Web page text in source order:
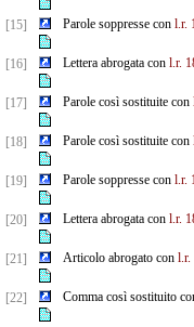
[15] Parole soppresse con l.r.
[16] Lettera abrogata con l.r.
[17] Parole così sostituite con
[18] Parole così sostituite con
[19] Parole soppresse con l.r.
[20] Lettera abrogata con l.r.
[21] Articolo abrogato con l.r.
[22] Comma così sostituito